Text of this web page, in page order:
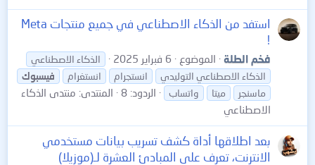
استفد من الذكاء الاصطناعي في جميع منتجات Meta
!
فخم الطلة الموضوع 6 فبراير 2025
الذكاء الاصطناعي
الذكاء الاصطناعي التوليدي
انستجرام انستغرام
فيسبوك
ماسنجر
ميتا واتساب الردود: 8 المنتدى: منتدى الذكاء
الاصطناعي
بعد اطلاقها أداة كشف تسريب بيانات مستخدمي
الانترنت، تعرف على المبادئ العشرة لـ(موزيلا)